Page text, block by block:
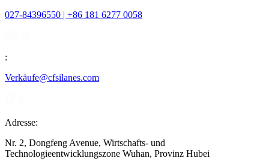
027-84396550 | +86 181 6277 0058
:
Verkäufe@cfsilanes.com
Adresse:
Nr. 2, Dongfeng Avenue, Wirtschafts- und
Technologieentwicklungszone Wuhan, Provinz Hubei